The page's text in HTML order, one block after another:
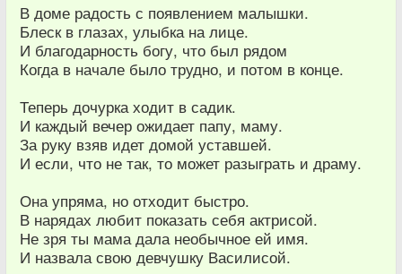
В доме радость с появлением малышки.
Блеск в глазах, улыбка на лице.
И благодарность богу, что был рядом
Когда в начале было трудно, и потом в конце.
Теперь дочурка ходит в садик.
И каждый вечер ожидает папу, маму.
За руку взяв идет домой уставшей.
И если, что не так, то может разыграть и драму.
Она упряма, но отходит быстро.
В нарядах любит показать себя актрисой.
Не зря ты мама дала необычное ей имя.
И назвала свою девчушку Василисой.